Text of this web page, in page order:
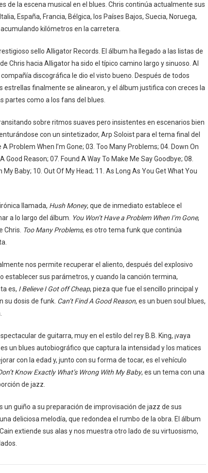
de la escena musical en el blues. Chris continúa actualmente sus
España, Francia, Bélgica, los Países Bajos, Suecia, Noruega,
kilómetros en la carretera.
sello Alligator Records. El álbum ha llegado a las listas de
Chris hacia Alligator ha sido el típico camino largo y sinuoso. Al
discográfica le dio el visto bueno. Después de todos
finalmente se alinearon, y el álbum justifica con creces la
partes como a los fans del blues.
sobre ritmos suaves pero insistentes en escenarios bien
con un sintetizador, Arp Soloist para el tema final del
Problem When I’m Gone; 03. Too Many Problems; 04. Down On
Good Reason; 07. Found A Way To Make Me Say Goodbye; 08.
My Baby; 10. Out Of My Head; 11. As Long As You Get What You
llamada, Hush Money, que de inmediato establece el
a lo largo del álbum. You Won’t Have a Problem When I’m Gone,
Chris. Too Many Problems, es otro tema funk que continúa
nos permite recuperar el aliento, después del explosivo
establecer sus parámetros, y cuando la canción termina,
es, I Believe I Got off Cheap, pieza que fue el sencillo principal y
su dosis de funk. Can’t Find A Good Reason, es un buen soul blues,
de guitarra, muy en el estilo del rey B.B. King, ¡vaya
es un blues autobiográfico que captura la intensidad y los matices
con la edad y, junto con su forma de tocar, es el vehículo
Know Exactly What’s Wrong With My Baby, es un tema con una
de jazz.
guiño a su preparación de improvisación de jazz de sus
deliciosa melodía, que redondea el rumbo de la obra. El álbum
extiende sus alas y nos muestra otro lado de su virtuosismo,